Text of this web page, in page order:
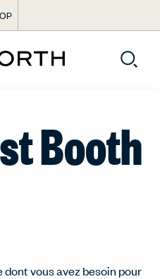
Booth
vous avez besoin pour